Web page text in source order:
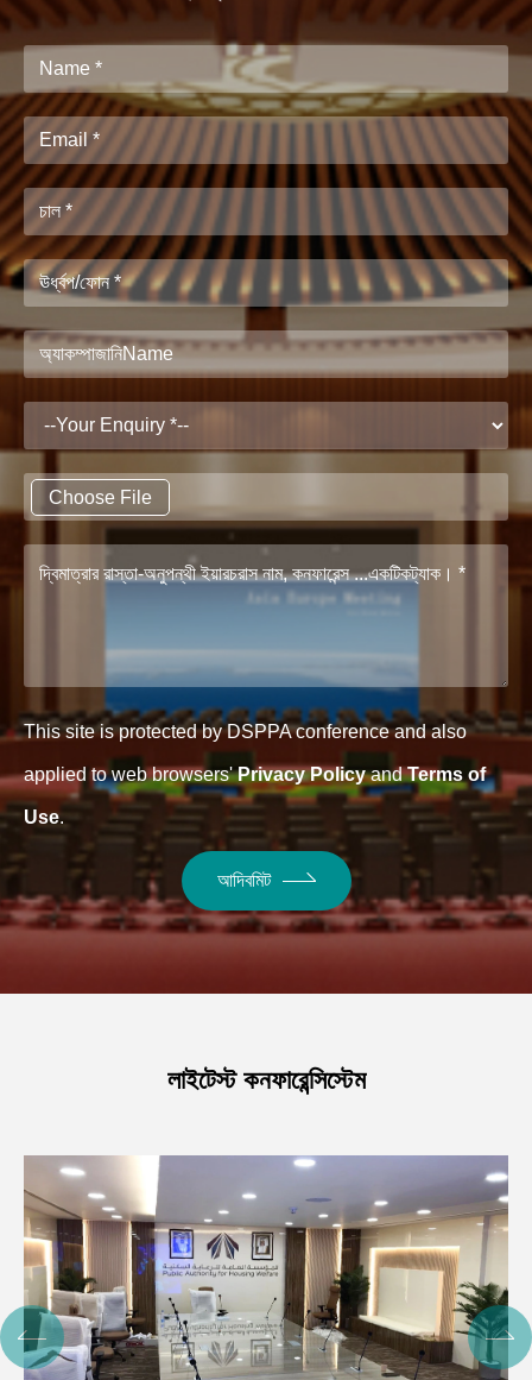
Choose File
This site is protected by DSPPA conference and also
applied to web browsers'Privacy PolicyandTerms of
Use.
আদিবমিট
লাইটেস্ট কনফারেন্সিস্টেম